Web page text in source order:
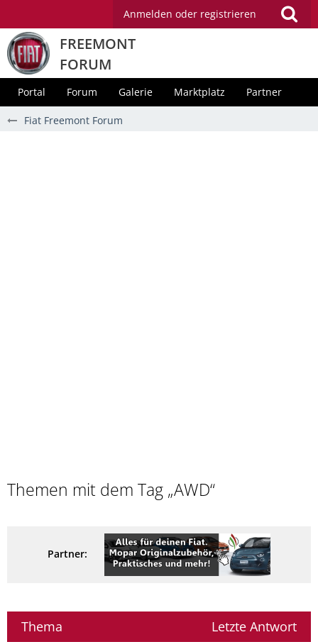
Anmelden oder registrieren
FREEMONT
FORUM
Portal Forum Galerie Marktplatz Partner
Fiat Freemont Forum
Themen mit dem Tag „AWD“
Partner:
Thema Letzte Antwort